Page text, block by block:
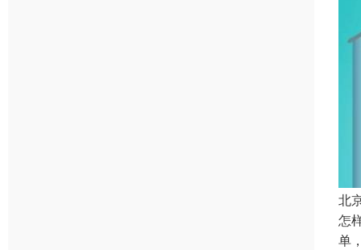
北
怎
单